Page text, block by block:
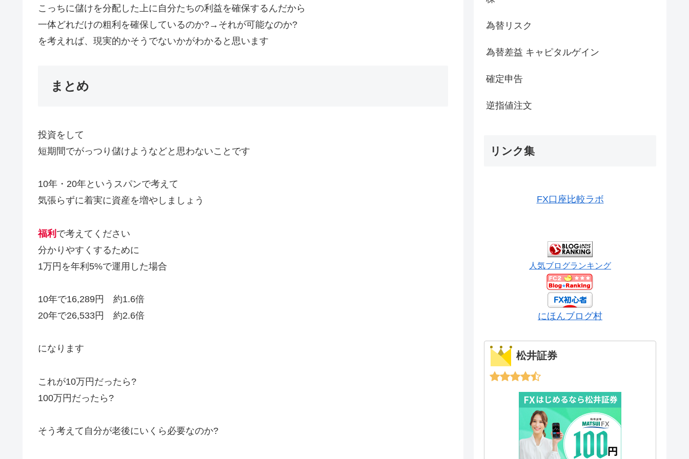
こっちに儲けを分配した上に自分たちの利益を確保するんだから
一体どれだけの粗利を確保しているのか?→それが可能なのか?
を考えれば、現実的かそうでないかがわかると思います
まとめ
投資をして
短期間でがっつり儲けようなどと思わないことです
10年・20年というスパンで考えて
気張らずに着実に資産を増やしましょう
福利 で考えてください
分かりやすくするために
1万円を年利5%で運用した場合
10年で16,289円 約1.6倍
20年で26,533円 約2.6倍
になります
これが10万円だったら?
100万円だったら?
そう考えて自分が老後にいくら必要なのか?
為替リスク
為替差益 キャピタルゲイン
確定申告
逆指値注文
リンク集
FX口座比較ラボ
人気ブログランキング
にほんブログ村
松井証券